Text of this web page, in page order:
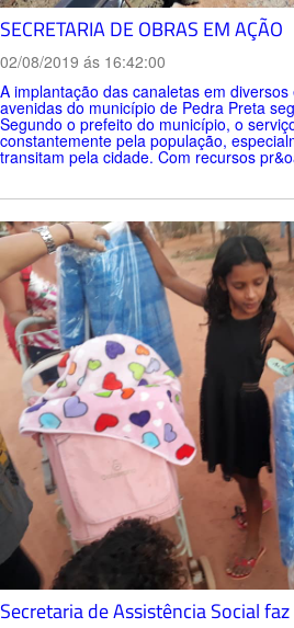
SECRETARIA DE OBRAS EM AÇÃO
02/08/2019 ás 16:42:00
A implantação das canaletas em
avenidas do município de Pedra Preta
Segundo o prefeito do município, o
constantemente pela população,
transitam pela cidade. Com recursos
Secretaria de Assistência Social